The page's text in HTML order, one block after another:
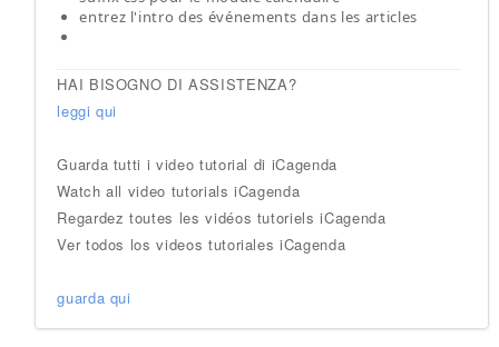
entrez l'intro des événements dans les articles
HAI BISOGNO DI ASSISTENZA?
leggi qui
Guarda tutti i video tutorial di iCagenda
Watch all video tutorials iCagenda
Regardez toutes les vidéos tutoriels iCagenda
Ver todos los videos tutoriales iCagenda
guarda qui